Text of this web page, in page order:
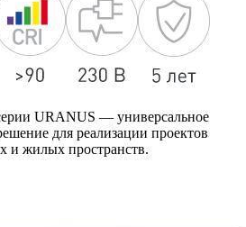
URANUS — универсальное
для реализации проектов
и жилых пространств.